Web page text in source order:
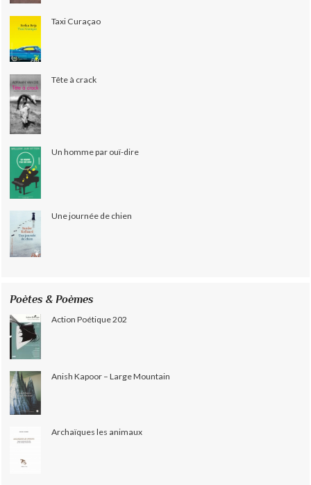
Taxi Curaçao
Tête à crack
Un homme par ouï-dire
Une journée de chien
Poètes & Poèmes
Action Poétique 202
Anish Kapoor – Large Mountain
Archaïques les animaux